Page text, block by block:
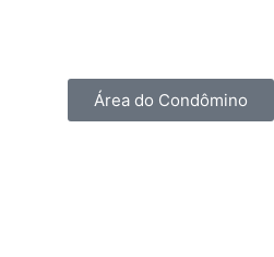
Área do Condômino